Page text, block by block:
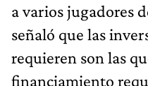
a varios jugadores
señaló que las
requieren son las
financiamiento